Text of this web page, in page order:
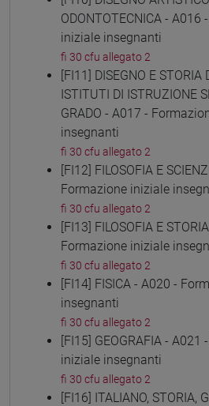
ODONTOTECNICA - A016
iniziale insegnanti
fi 30 cfu allegato 2
[FI11] DISEGNO E STORIA
ISTITUTI DI ISTRUZIONE
GRADO - A017 -
insegnanti
fi 30 cfu allegato 2
[FI12] FILOSOFIA E
Formazione iniziale
fi 30 cfu allegato 2
[FI13] FILOSOFIA E
Formazione iniziale
fi 30 cfu allegato 2
[FI14] FISICA - A020 -
insegnanti
fi 30 cfu allegato 2
[FI15] GEOGRAFIA - A021
iniziale insegnanti
fi 30 cfu allegato 2
[FI16] ITALIANO, STORIA,